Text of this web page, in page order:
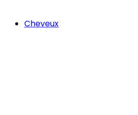
Cheveux